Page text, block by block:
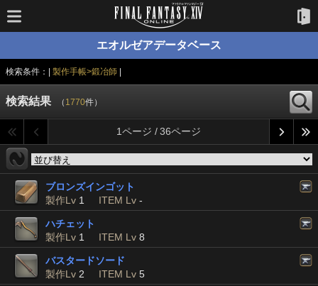
エオルゼアデータベース
検索条件：| 製作手帳>鍛冶師|
検索結果 （ 1770件）
1ページ / 36ページ
ブロンズインゴット
製作Lv 1 ITEM Lv -
ハチェット
製作Lv 1 ITEM Lv 8
バスタードソード
製作Lv 2 ITEM Lv 5